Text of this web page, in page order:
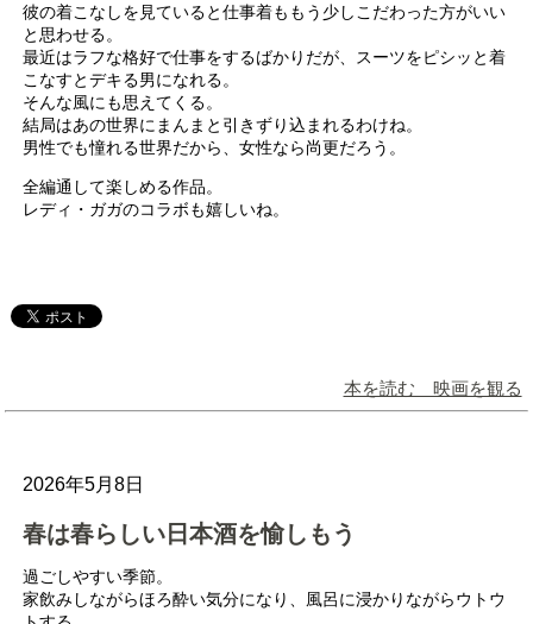
彼の着こなしを見ていると仕事着ももう少しこだわった方がいい
と思わせる。
最近はラフな格好で仕事をするばかりだが、スーツをピシッと着
こなすとデキる男になれる。
そんな風にも思えてくる。
結局はあの世界にまんまと引きずり込まれるわけね。
男性でも憧れる世界だから、女性なら尚更だろう。
全編通して楽しめる作品。
レディ・ガガのコラボも嬉しいね。
本を読む 映画を観る
2026年5月8日
春は春らしい日本酒を愉しもう
過ごしやすい季節。
家飲みしながらほろ酔い気分になり、風呂に浸かりながらウトウ